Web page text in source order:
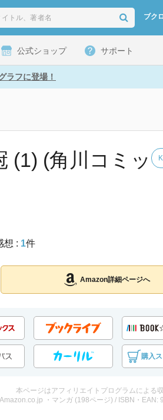
ブク
公式ショップ サポート
ラフに登場！
(1) (角川コミッ
想 : 1件
Amazon詳細ページへ
購入
本ページはアフィリエイトプログラムによる
Amazon.co.jp ・マンガ (198ページ) / ISBN・EAN: